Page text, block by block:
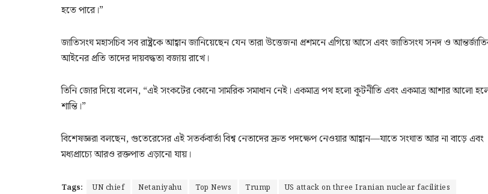
হতে পারে।”
জাতিসংঘ মহাসচিব সব রাষ্ট্রকে আহ্বান জানিয়েছেন যেন তারা উত্তেজনা প্রশমনে এগিয়ে আসে এবং জাতিসংঘ সনদ ও
আইনের প্রতি তাদের দায়বদ্ধতা বজায় রাখে।
তিনি জোর দিয়ে বলেন, “এই সংকটের কোনো সামরিক সমাধান নেই। একমাত্র পথ হলো কূটনীতি এবং একমাত্র আশার আলো
শান্তি।”
বিশেষজ্ঞরা বলছেন, গুতেরেসের এই সতর্কবার্তা বিশ্ব নেতাদের দ্রুত পদক্ষেপ নেওয়ার আহ্বান—যাতে সংঘাত আর না বাড়ে এবং
মধ্যপ্রাচ্যে আরও রক্তপাত এড়ানো যায়।
Tags: UN chief Netaniyahu Top News Trump US attack on three Iranian nuclear facilities